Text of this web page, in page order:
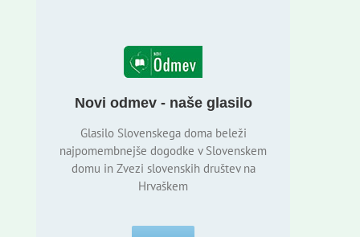
Novi odmev - naše glasilo
Glasilo Slovenskega doma beleži
najpomembnejše dogodke v Slovenskem
domu in Zvezi slovenskih društev na
Hrvaškem